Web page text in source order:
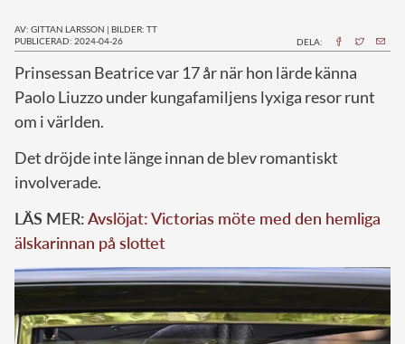
AV: GITTAN LARSSON | BILDER: TT
PUBLICERAD: 2024-04-26
DELA:
Prinsessan Beatrice var 17 år när hon lärde känna
Paolo Liuzzo under kungafamiljens lyxiga resor runt
om i världen.
Det dröjde inte länge innan de blev romantiskt
involverade.
LÄS MER:Avslöjat: Victorias möte med den hemliga
älskarinnan på slottet